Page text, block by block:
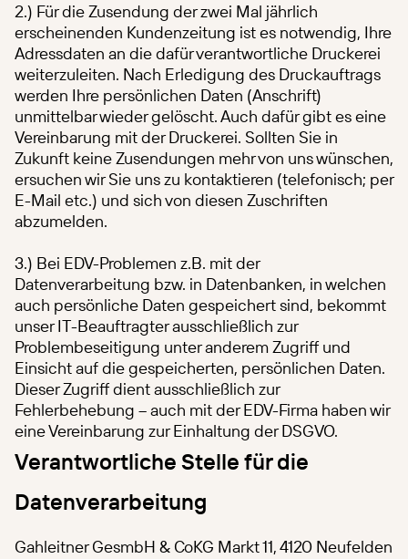
2.) Für die Zusendung der zwei Mal jährlich
erscheinenden Kundenzeitung ist es notwendig, Ihre
Adressdaten an die dafür verantwortliche Druckerei
weiterzuleiten. Nach Erledigung des Druckauftrags
werden Ihre persönlichen Daten (Anschrift)
unmittelbar wieder gelöscht. Auch dafür gibt es eine
Vereinbarung mit der Druckerei. Sollten Sie in
Zukunft keine Zusendungen mehr von uns wünschen,
ersuchen wir Sie uns zu kontaktieren (telefonisch; per
E-Mail etc.) und sich von diesen Zuschriften
abzumelden.
3.) Bei EDV-Problemen z.B. mit der
Datenverarbeitung bzw. in Datenbanken, in welchen
auch persönliche Daten gespeichert sind, bekommt
unser IT-Beauftragter ausschließlich zur
Problembeseitigung unter anderem Zugriff und
Einsicht auf die gespeicherten, persönlichen Daten.
Dieser Zugriff dient ausschließlich zur
Fehlerbehebung – auch mit der EDV-Firma haben wir
eine Vereinbarung zur Einhaltung der DSGVO.
Verantwortliche Stelle für die
Datenverarbeitung
Gahleitner GesmbH & CoKG Markt 11, 4120 Neufelden